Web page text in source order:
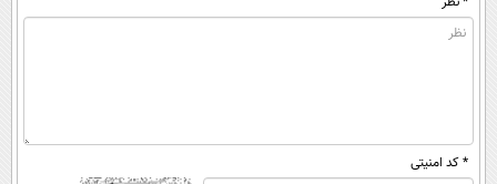
* کد امنیتی